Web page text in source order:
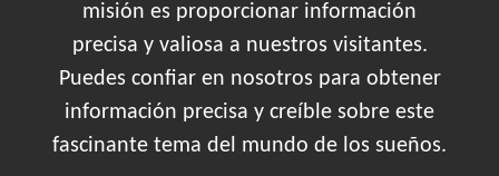
misión es proporcionar información
precisa y valiosa a nuestros visitantes.
Puedes confiar en nosotros para obtener
información precisa y creíble sobre este
fascinante tema del mundo de los sueños.